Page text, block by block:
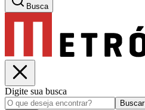
Busca
Digite sua busca
Buscar